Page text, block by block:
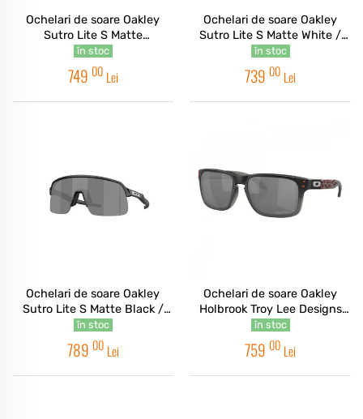
Ochelari de soare Oakley
Sutro Lite S Matte
Transparent Jade / Prizm
Black
în stoc
749 00 Lei
Ochelari de soare Oakley
Sutro Lite S Matte White /
Prizm Low Light
în stoc
739 00 Lei
Ochelari de soare Oakley
Sutro Lite S Matte Black /
Prizm Black
în stoc
789 00 Lei
Ochelari de soare Oakley
Holbrook Troy Lee Designs
Black Fade / Prizm Black
în stoc
759 00 Lei